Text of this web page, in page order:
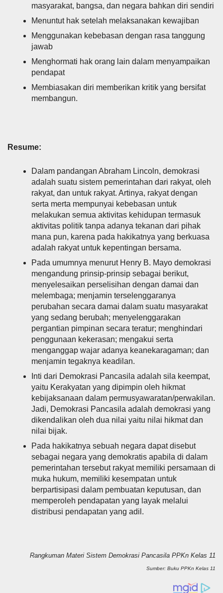
masyarakat, bangsa, dan negara bahkan diri sendiri
Menuntut hak setelah melaksanakan kewajiban
Menggunakan kebebasan dengan rasa tanggung
jawab
Menghormati hak orang lain dalam menyampaikan
pendapat
Membiasakan diri memberikan kritik yang bersifat
membangun.
Resume:
Dalam pandangan Abraham Lincoln, demokrasi
adalah suatu sistem pemerintahan dari rakyat, oleh
rakyat, dan untuk rakyat. Artinya, rakyat dengan
serta merta mempunyai kebebasan untuk
melakukan semua aktivitas kehidupan termasuk
aktivitas politik tanpa adanya tekanan dari pihak
mana pun, karena pada hakikatnya yang berkuasa
adalah rakyat untuk kepentingan bersama.
Pada umumnya menurut Henry B. Mayo demokrasi
mengandung prinsip-prinsip sebagai berikut,
menyelesaikan perselisihan dengan damai dan
melembaga; menjamin terselenggaranya
perubahan secara damai dalam suatu masyarakat
yang sedang berubah; menyelenggarakan
pergantian pimpinan secara teratur; menghindari
penggunaan kekerasan; mengakui serta
menganggap wajar adanya keanekaragaman; dan
menjamin tegaknya keadilan.
Inti dari Demokrasi Pancasila adalah sila keempat,
yaitu Kerakyatan yang dipimpin oleh hikmat
kebijaksanaan dalam permusyawaratan/perwakilan.
Jadi, Demokrasi Pancasila adalah demokrasi yang
dikendalikan oleh dua nilai yaitu nilai hikmat dan
nilai bijak.
Pada hakikatnya sebuah negara dapat disebut
sebagai negara yang demokratis apabila di dalam
pemerintahan tersebut rakyat memiliki persamaan di
muka hukum, memiliki kesempatan untuk
berpartisipasi dalam pembuatan keputusan, dan
memperoleh pendapatan yang layak melalui
distribusi pendapatan yang adil.
Rangkuman Materi Sistem Demokrasi Pancasila PPKn Kelas 11
Sumber: Buku PPKn Kelas 11